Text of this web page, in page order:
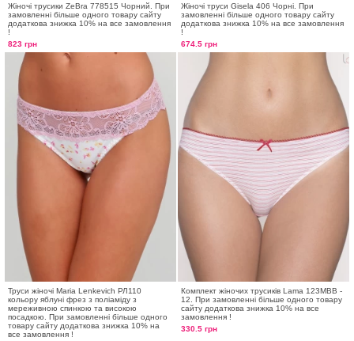
Жіночі трусики ZeBra 778515 Чорний. При
замовленні більше одного товару сайту
додаткова знижка 10% на все замовлення
!
823 грн
Жіночі труси Gisela 406 Чорні. При
замовленні більше одного товару сайту
додаткова знижка 10% на все замовлення
!
674.5 грн
Труси жіночі Maria Lenkevich РЛ110
кольору яблуні фрез з поліаміду з
мереживною спинкою та високою
посадкою. При замовленні більше одного
товару сайту додаткова знижка 10% на
все замовлення !
Комплект жіночих трусиків Lama 123MBB -
12. При замовленні більше одного товару
сайту додаткова знижка 10% на все
замовлення !
330.5 грн